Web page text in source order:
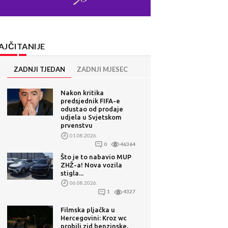
ZADNJI TJEDAN ZADNJI MJESEC
Nakon kritika
predsjednik FIFA-e
odustao od prodaje
udjela u Svjetskom
prvenstvu
01.08.2026.
0
46364
Što je to nabavio MUP
ZHŽ-a! Nova vozila
stigla...
06.08.2026.
1
4327
Filmska pljačka u
Hercegovini: Kroz wc
probili zid benzinske,